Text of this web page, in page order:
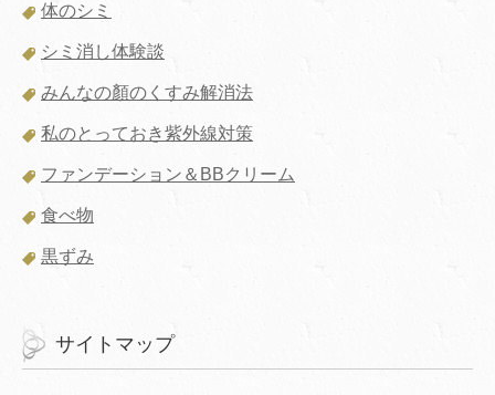
体のシミ
シミ消し体験談
みんなの顏のくすみ解消法
私のとっておき紫外線対策
ファンデーション＆BBクリーム
食べ物
黒ずみ
サイトマップ